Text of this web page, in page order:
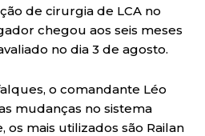
de cirurgia de LCA no
chegou aos seis meses
no dia 3 de agosto.
o comandante Léo
mudanças no sistema
os mais utilizados são Railan